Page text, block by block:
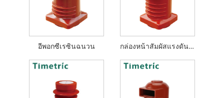
อีพอกซีเรซินฉนวน กล่องหน้าสัมผัสแรงดันไฟฟ้าปานกลาง